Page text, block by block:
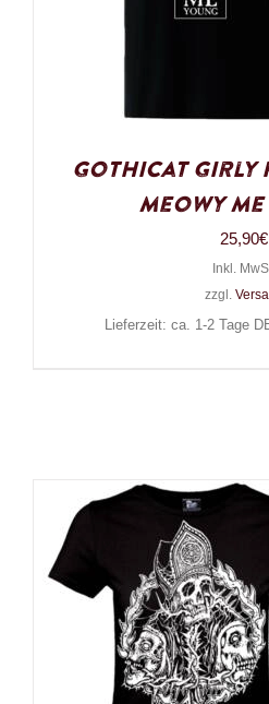
Gothicat Girly
meowy
25,90€
Inkl.
zzgl.
Lieferzeit: ca. 1-2 Tage